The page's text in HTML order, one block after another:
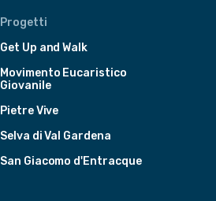
Progetti
Get Up and Walk
Movimento Eucaristico
Giovanile
Pietre Vive
Selva di Val Gardena
San Giacomo d'Entracque